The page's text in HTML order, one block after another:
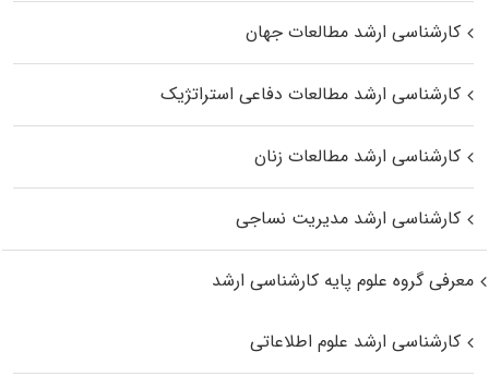
کارشناسی ارشد مطالعات جهان
کارشناسی ارشد مطالعات دفاعی استراتژیک
کارشناسی ارشد مطالعات زنان
کارشناسی ارشد مدیریت نساجی
معرفی گروه علوم پایه کارشناسی ارشد
کارشناسی ارشد علوم اطلاعاتی